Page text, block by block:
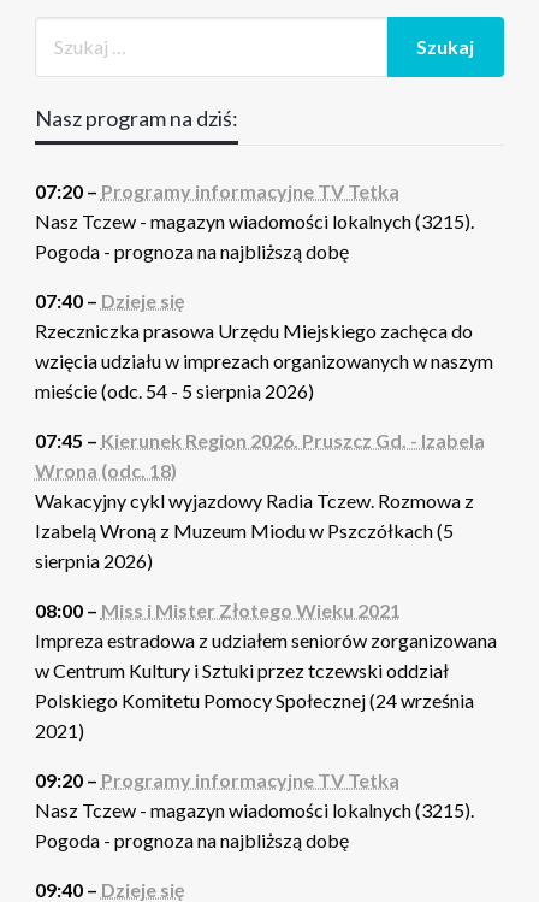
Nasz program na dziś:
07:20 – Programy informacyjne TV Tetka
Nasz Tczew - magazyn wiadomości lokalnych (3215).
Pogoda - prognoza na najbliższą dobę
07:40 – Dzieje się
Rzeczniczka prasowa Urzędu Miejskiego zachęca do
wzięcia udziału w imprezach organizowanych w naszym
mieście (odc. 54 - 5 sierpnia 2026)
07:45 – Kierunek Region 2026. Pruszcz Gd. - Izabela
Wrona (odc. 18)
Wakacyjny cykl wyjazdowy Radia Tczew. Rozmowa z
Izabelą Wroną z Muzeum Miodu w Pszczółkach (5
sierpnia 2026)
08:00 – Miss i Mister Złotego Wieku 2021
Impreza estradowa z udziałem seniorów zorganizowana
w Centrum Kultury i Sztuki przez tczewski oddział
Polskiego Komitetu Pomocy Społecznej (24 września
2021)
09:20 – Programy informacyjne TV Tetka
Nasz Tczew - magazyn wiadomości lokalnych (3215).
Pogoda - prognoza na najbliższą dobę
09:40 – Dzieje się